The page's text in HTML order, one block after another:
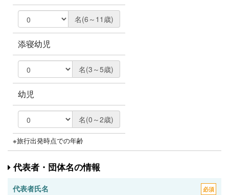
名(6～11歳)
添寝幼児
名(3～5歳)
幼児
名(0～2歳)
※旅行出発時点での年齢
代表者・団体名の情報
代表者氏名 必須